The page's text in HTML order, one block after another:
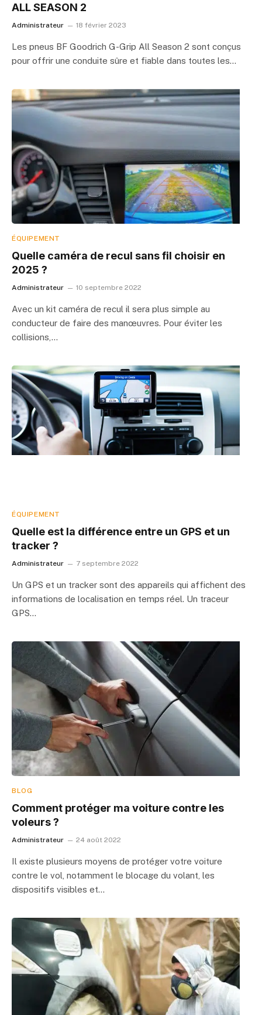
ALL SEASON 2
Administrateur 18 février 2023
Les pneus BF Goodrich G-Grip All Season 2 sont conçus
pour offrir une conduite sûre et fiable dans toutes les…
ÉQUIPEMENT
Quelle caméra de recul sans fil choisir en
2025 ?
Administrateur 10 septembre 2022
Avec un kit caméra de recul il sera plus simple au
conducteur de faire des manœuvres. Pour éviter les
collisions,…
ÉQUIPEMENT
Quelle est la différence entre un GPS et un
tracker ?
Administrateur 7 septembre 2022
Un GPS et un tracker sont des appareils qui affichent des
informations de localisation en temps réel. Un traceur
GPS…
BLOG
Comment protéger ma voiture contre les
voleurs ?
Administrateur 24 août 2022
Il existe plusieurs moyens de protéger votre voiture
contre le vol, notamment le blocage du volant, les
dispositifs visibles et…